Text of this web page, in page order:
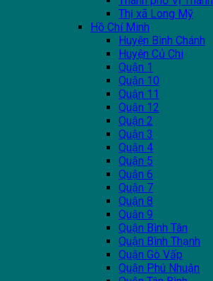
Thị xã Long Mỹ
Hồ Chí Minh
Huyện Bình Chánh
Huyện Củ Chi
Quận 1
Quận 10
Quận 11
Quận 12
Quận 2
Quận 3
Quận 4
Quận 5
Quận 6
Quận 7
Quận 8
Quận 9
Quận Bình Tân
Quận Bình Thạnh
Quận Gò Vấp
Quận Phú Nhuận